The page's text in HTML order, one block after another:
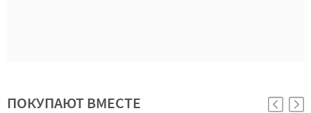
ПОКУПАЮТ ВМЕСТЕ